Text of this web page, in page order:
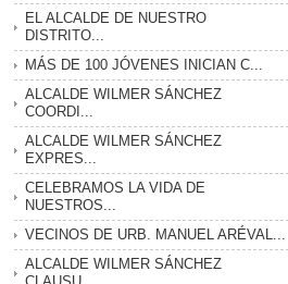
EL ALCALDE DE NUESTRO
DISTRITO...
MÁS DE 100 JÓVENES INICIAN C...
ALCALDE WILMER SÁNCHEZ
COORDI...
ALCALDE WILMER SÁNCHEZ
EXPRES...
CELEBRAMOS LA VIDA DE
NUESTROS...
VECINOS DE URB. MANUEL ARÉVAL...
ALCALDE WILMER SÁNCHEZ